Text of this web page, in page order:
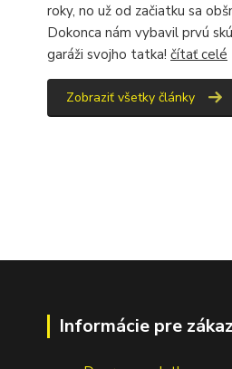
roky, no už od začiatku sa
Dokonca nám vybavil prvú
garáži svojho tatka! čítať celé
Zobraziť všetky články
Informácie pre